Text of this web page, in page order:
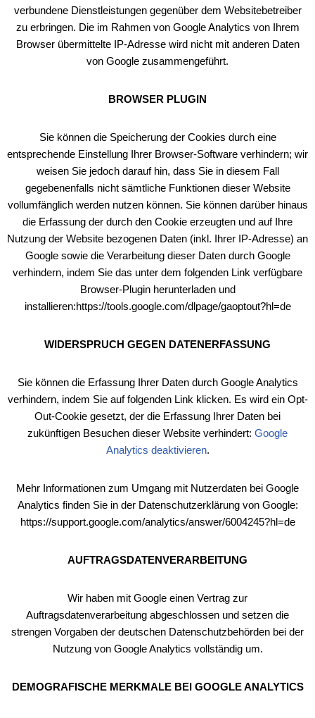
verbundene Dienstleistungen gegenüber dem Websitebetreiber
zu erbringen. Die im Rahmen von Google Analytics von Ihrem
Browser übermittelte IP-Adresse wird nicht mit anderen Daten
von Google zusammengeführt.
BROWSER PLUGIN
Sie können die Speicherung der Cookies durch eine
entsprechende Einstellung Ihrer Browser-Software verhindern; wir
weisen Sie jedoch darauf hin, dass Sie in diesem Fall
gegebenenfalls nicht sämtliche Funktionen dieser Website
vollumfänglich werden nutzen können. Sie können darüber hinaus
die Erfassung der durch den Cookie erzeugten und auf Ihre
Nutzung der Website bezogenen Daten (inkl. Ihrer IP-Adresse) an
Google sowie die Verarbeitung dieser Daten durch Google
verhindern, indem Sie das unter dem folgenden Link verfügbare
Browser-Plugin herunterladen und
installieren:https://tools.google.com/dlpage/gaoptout?hl=de
WIDERSPRUCH GEGEN DATENERFASSUNG
Sie können die Erfassung Ihrer Daten durch Google Analytics
verhindern, indem Sie auf folgenden Link klicken. Es wird ein Opt-
Out-Cookie gesetzt, der die Erfassung Ihrer Daten bei
zukünftigen Besuchen dieser Website verhindert: Google
Analytics deaktivieren.
Mehr Informationen zum Umgang mit Nutzerdaten bei Google
Analytics finden Sie in der Datenschutzerklärung von Google:
https://support.google.com/analytics/answer/6004245?hl=de
AUFTRAGSDATENVERARBEITUNG
Wir haben mit Google einen Vertrag zur
Auftragsdatenverarbeitung abgeschlossen und setzen die
strengen Vorgaben der deutschen Datenschutzbehörden bei der
Nutzung von Google Analytics vollständig um.
DEMOGRAFISCHE MERKMALE BEI GOOGLE ANALYTICS